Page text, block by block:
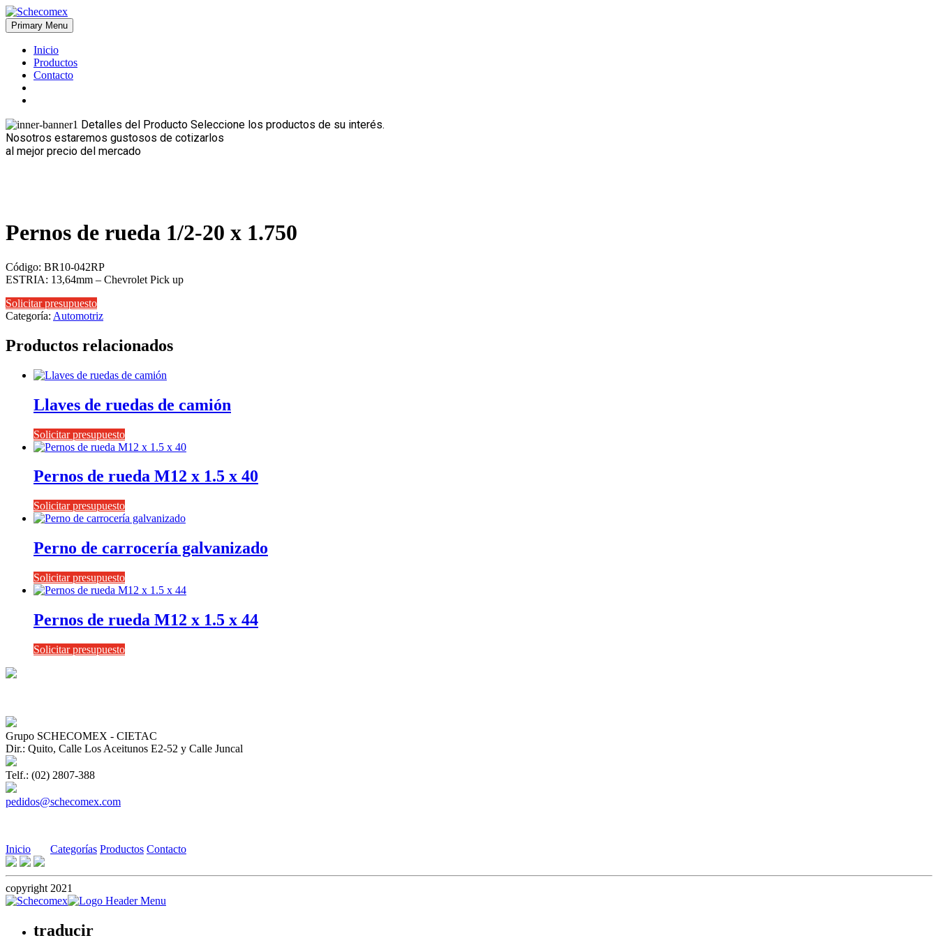
Skip
to
content
Schecomex
Herramientas, materiales y acabados para la construcción
Primary Menu
Inicio
Productos
Contacto
Detalles del Producto Seleccione los productos de su interés.
Nosotros estaremos gustosos de cotizarlos
al mejor precio del mercado
Pernos de rueda 1/2-20 x 1.750
Código: BR10-042RP
ESTRIA: 13,64mm – Chevrolet Pick up
Solicitar presupuesto
Categoría: Automotriz
Productos relacionados
Llaves de ruedas de camión
Solicitar presupuesto
Pernos de rueda M12 x 1.5 x 40
Solicitar presupuesto
Perno de carrocería galvanizado
Solicitar presupuesto
Pernos de rueda M12 x 1.5 x 44
Solicitar presupuesto
Grupo SCHECOMEX - CIETAC
Dir.: Quito, Calle Los Aceitunos E2-52 y Calle Juncal
Telf.: (02) 2807-388
pedidos@schecomex.com
Inicio Categorías Productos Contacto
copyright 2021
traducir